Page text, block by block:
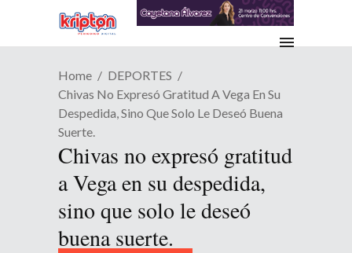
Home
DEPORTES
Chivas No Expresó Gratitud A Vega En Su
Despedida, Sino Que Solo Le Deseó Buena
Suerte.
Chivas no expresó gratitud
a Vega en su despedida,
sino que solo le deseó
buena suerte.